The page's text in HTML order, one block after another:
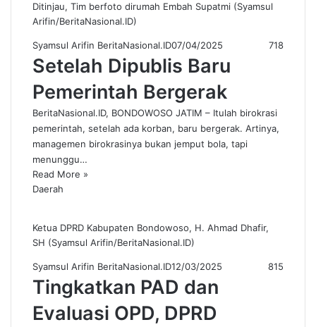
Ditinjau, Tim berfoto dirumah Embah Supatmi (Syamsul
Arifin/BeritaNasional.ID)
Syamsul Arifin BeritaNasional.ID07/04/2025 718
Setelah Dipublis Baru
Pemerintah Bergerak
BeritaNasional.ID, BONDOWOSO JATIM – Itulah birokrasi
pemerintah, setelah ada korban, baru bergerak. Artinya,
managemen birokrasinya bukan jemput bola, tapi
menunggu…
Read More »
Daerah
Ketua DPRD Kabupaten Bondowoso, H. Ahmad Dhafir,
SH (Syamsul Arifin/BeritaNasional.ID)
Syamsul Arifin BeritaNasional.ID12/03/2025 815
Tingkatkan PAD dan
Evaluasi OPD, DPRD